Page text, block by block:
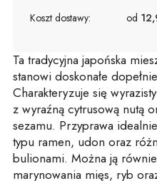
Koszt dostawy:
od
Ta tradycyjna japońska
stanowi doskonałe
Charakteryzuje się
z wyraźną cytrusową nutą
sezamu. Przyprawa
typu ramen, udon oraz
bulionami. Można ją
marynowania mięs, ryb